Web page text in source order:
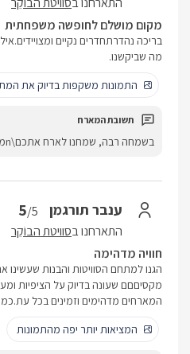
מקום מושלם לחופשה משפחתית
בריכה נהדרתחדרים נקיים
מה שביקשנו.
התמונות משקפות בדיוק את
בשמחה רבה, שמחנו לארח אתכם\nמחכים שתשובו להתארח \nתודה
ענבר תורגמן 5/5
התארחנו בסוויטת הבוֹקֵר
חוויה מדהימה
הגנו למתחם הסוויטות והבנות שעשינו
מקסיםםם שעונה בדיוק על הציפיות
המארחים מדהימים וזמינים בכל
המציאות יותר יפה מהתמונות